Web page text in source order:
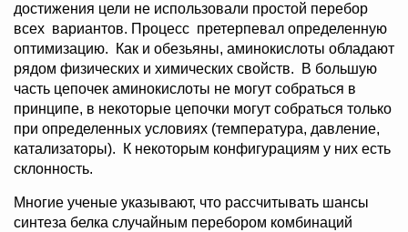
достижения цели не использовали простой перебор
всех вариантов. Процесс претерпевал определенную
оптимизацию. Как и обезьяны, аминокислоты обладают
рядом физических и химических свойств. В большую
часть цепочек аминокислоты не могут собраться в
принципе, в некоторые цепочки могут собраться только
при определенных условиях (температура, давление,
катализаторы). К некоторым конфигурациям у них есть
склонность.
Многие ученые указывают, что рассчитывать шансы
синтеза белка случайным перебором комбинаций